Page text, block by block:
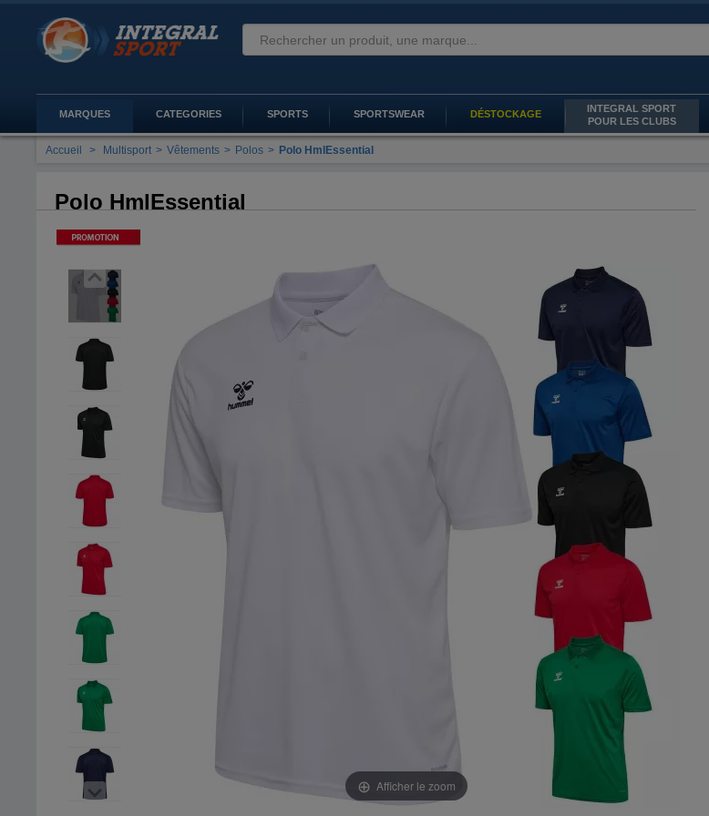
MARQUES CATEGORIES SPORTS SPORTSWEAR DÉSTOCKAGE
INTEGRAL SPORT
POUR LES CLUBS
Accueil > Multisport > Vêtements > Polos > Polo HmlEssential
Polo HmlEssential
Afficher le zoom